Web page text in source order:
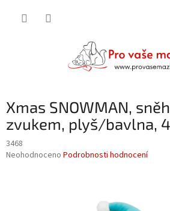
Xmas SNOWMAN,
zvukem, plyš/bavlna,
3468
Průměrné
Neohodnoceno Podrobnosti hodnocení